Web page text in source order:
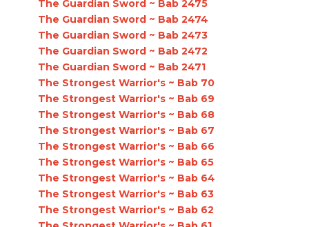
The Guardian Sword ~ Bab 2475
The Guardian Sword ~ Bab 2474
The Guardian Sword ~ Bab 2473
The Guardian Sword ~ Bab 2472
The Guardian Sword ~ Bab 2471
The Strongest Warrior's ~ Bab 70
The Strongest Warrior's ~ Bab 69
The Strongest Warrior's ~ Bab 68
The Strongest Warrior's ~ Bab 67
The Strongest Warrior's ~ Bab 66
The Strongest Warrior's ~ Bab 65
The Strongest Warrior's ~ Bab 64
The Strongest Warrior's ~ Bab 63
The Strongest Warrior's ~ Bab 62